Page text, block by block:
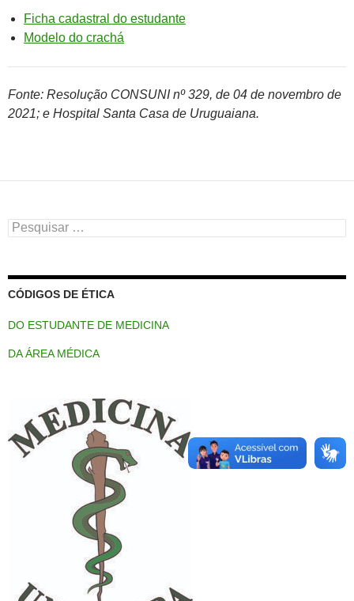
Ficha cadastral do estudante
Modelo do crachá
Fonte: Resolução CONSUNI nº 329, de 04 de novembro de
2021; e Hospital Santa Casa de Uruguaiana.
Pesquisar
por:
CÓDIGOS DE ÉTICA
DO ESTUDANTE DE MEDICINA
DA ÁREA MÉDICA